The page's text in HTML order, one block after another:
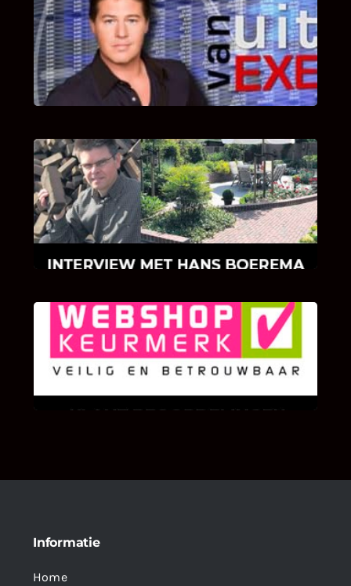
UITSTEL VAN EXECUTIE
Bekijk hier de fragmenten van de deelname
van Bricks and Stones aan dit programma.
INTERVIEW MET HANS BOEREMA
Hoe Bricks and Stones ontstaan is en wat
Hans Boerema motiveert in de wereld van
klinkers en tegels!
KLANT BEOORDELINGEN
We zijn er zeer op gesteld om te weten wat u
als klant van ons en onze diensten vindt.
Informatie
Home